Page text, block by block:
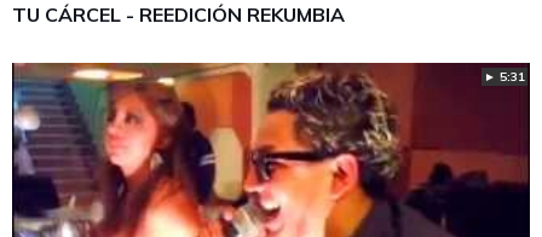
TU CÁRCEL - REEDICIÓN REKUMBIA
► 5:31